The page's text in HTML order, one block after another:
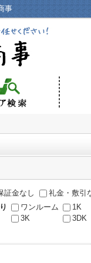
事
証金なし
礼金・敷引
ワンルーム
1K
3K
3DK